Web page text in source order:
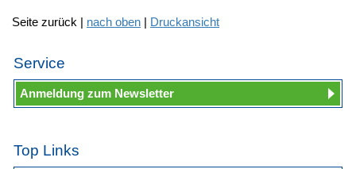
Seite zurück | nach oben | Druckansicht
Service
Anmeldung zum Newsletter
Top Links